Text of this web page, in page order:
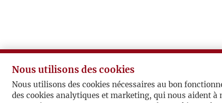
Nous utilisons des cookies
Nous utilisons des cookies nécessaires au bon
des cookies analytiques et marketing, qui nous aident